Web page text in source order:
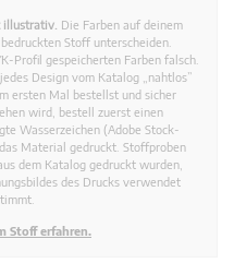
illustrativ. Die Farben auf deinem
Stoff unterscheiden.
Profil gespeicherten Farben falsch.
Design vom Katalog „nahtlos”
ersten Mal bestellst und sicher
wird, bestell zuerst einen
Wasserzeichen (Adobe Stock-
Material gedruckt. Stoffproben
dem Katalog gedruckt wurden,
des Drucks verwendet
Stoff erfahren.